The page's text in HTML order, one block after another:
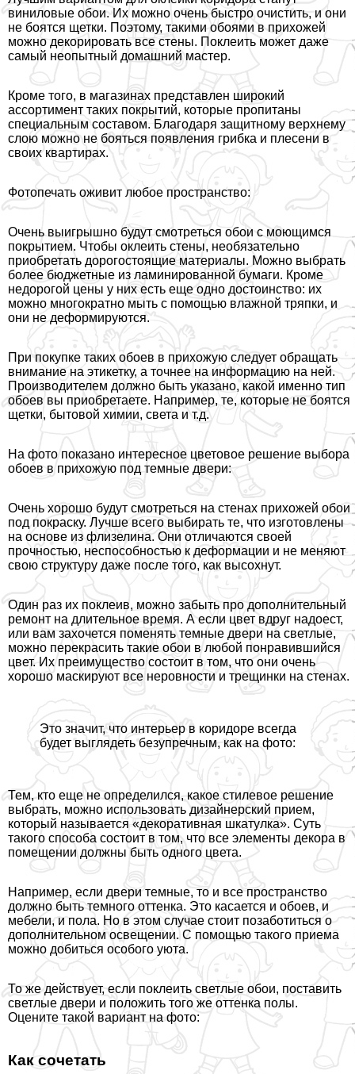
виниловые обои. Их можно очень быстро очистить, и они
не боятся щетки. Поэтому, такими обоями в прихожей
можно декорировать все стены. Поклеить может даже
самый неопытный домашний мастер.
Кроме того, в магазинах представлен широкий
ассортимент таких покрытий, которые пропитаны
специальным составом. Благодаря защитному верхнему
слою можно не бояться появления грибка и плесени в
своих квартирах.
Фотопечать оживит любое прострaнcтво:
Очень выигрышно будут смотреться обои с моющимся
покрытием. Чтобы оклеить стены, необязательно
приобретать дорогостоящие материалы. Можно выбрать
более бюджетные из ламинированной бумаги. Кроме
недорогой цены у них есть еще одно достоинство: их
можно многократно мыть с помощью влажной тряпки, и
они не деформируются.
При покупке таких обоев в прихожую следует обращать
внимание на этикетку, а точнее на информацию на ней.
Производителем должно быть указано, какой именно тип
обоев вы приобретаете. Например, те, которые не боятся
щетки, бытовой химии, света и т.д.
На фото показано интересное цветовое решение выбора
обоев в прихожую под темные двери:
Очень хорошо будут смотреться на стенах прихожей обои
под покраску. Лучше всего выбирать те, что изготовлены
на основе из флизелина. Они отличаются своей
прочностью, неспособностью к деформации и не меняют
свою структуру даже после того, как высохнут.
Один раз их поклеив, можно забыть про дополнительный
ремонт на длительное время. А если цвет вдруг надоест,
или вам захочется поменять темные двери на светлые,
можно перекрасить такие обои в любой понравившийся
цвет. Их преимущество состоит в том, что они очень
хорошо маскируют все неровности и трещинки на стенах.
Это значит, что интерьер в коридоре всегда
будет выглядеть безупречным, как на фото:
Тем, кто еще не определился, какое стилевое решение
выбрать, можно использовать дизайнерский прием,
который называется «декоративная шкатулка». Суть
такого способа состоит в том, что все элементы декора в
помещении должны быть одного цвета.
Например, если двери темные, то и все прострaнcтво
должно быть темного оттенка. Это касается и обоев, и
мебели, и пола. Но в этом случае стоит позаботиться о
дополнительном освещении. С помощью такого приема
можно добиться особого уюта.
То же действует, если поклеить светлые обои, поставить
светлые двери и положить того же оттенка полы.
Оцените такой вариант на фото:
Как сочетать